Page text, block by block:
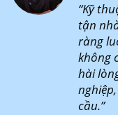
“Kỹ
tận
ràng
không
hài
cầu.”